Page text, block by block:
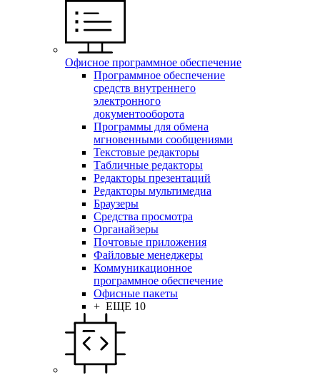
Офисное программное обеспечение
Программное обеспечение
средств внутреннего
электронного
документооборота
Программы для обмена
мгновенными сообщениями
Текстовые редакторы
Табличные редакторы
Редакторы презентаций
Редакторы мультимедиа
Браузеры
Средства просмотра
Органайзеры
Почтовые приложения
Файловые менеджеры
Коммуникационное
программное обеспечение
Офисные пакеты
+ ЕЩЕ 10